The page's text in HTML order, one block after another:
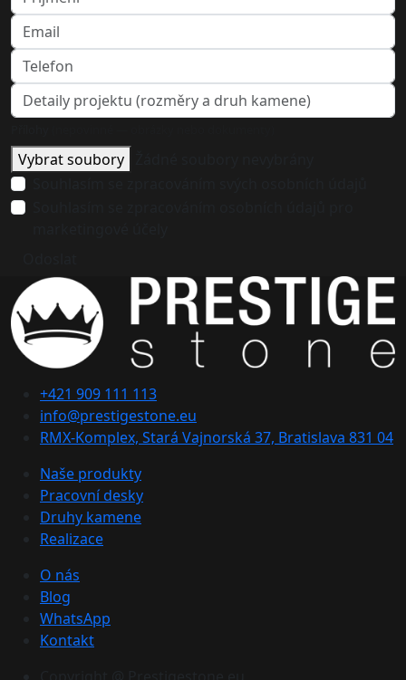
Vybrat soubory
+421 909 111 113
info@prestigestone.eu
RMX-Komplex, Stará Vajnorská 37, Bratislava 831 04
Naše produkty
Pracovní desky
Druhy kamene
Realizace
O nás
Blog
WhatsApp
Kontakt